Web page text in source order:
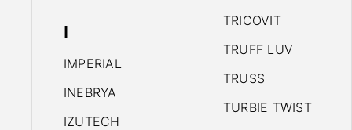
I
IMPERIAL
INEBRYA
IZUTECH
TRICOVIT
TRUFF LUV
TRUSS
TURBIE TWIST